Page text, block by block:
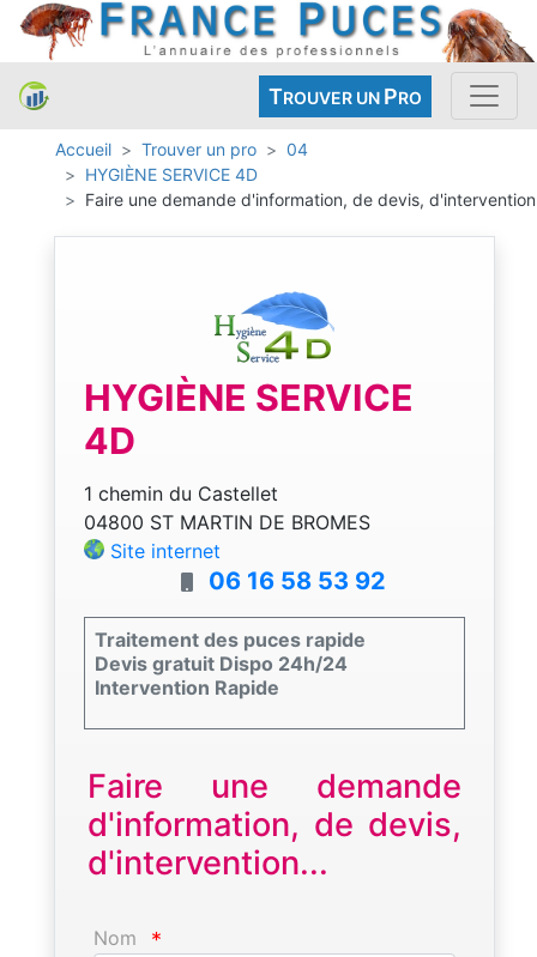
TROUVER UN PRO
Accueil Trouver un pro
04
HYGIÈNE SERVICE 4D
Faire une demande d'information, de devis, d'intervention
HYGIÈNE SERVICE
4D
1 chemin du Castellet
04800 ST MARTIN DE BROMES
Site internet
06 16 58 53 92
Traitement des puces rapide
Devis gratuit Dispo 24h/24
Intervention Rapide
Faire une demande
d'information, de devis,
d'intervention...
Nom *